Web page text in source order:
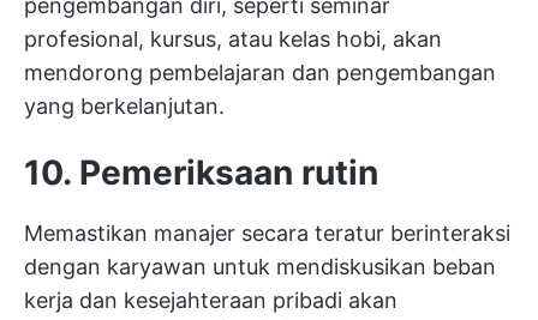
pengembangan diri, seperti seminar
profesional, kursus, atau kelas hobi, akan
mendorong pembelajaran dan pengembangan
yang berkelanjutan.
10. Pemeriksaan rutin
Memastikan manajer secara teratur berinteraksi
dengan karyawan untuk mendiskusikan beban
kerja dan kesejahteraan pribadi akan